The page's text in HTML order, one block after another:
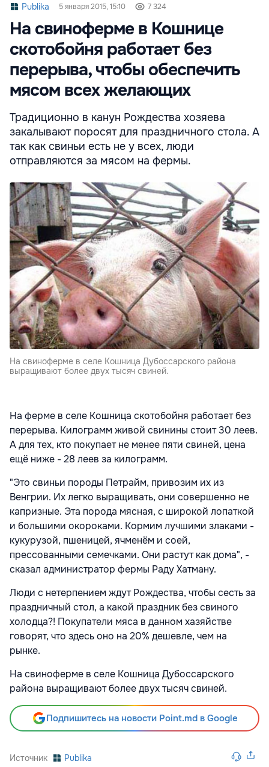
Publika 5 января 2015, 15:10 7 324
На свиноферме в Кошнице
скотобойня работает без
перерыва, чтобы обеспечить
мясом всех желающих
Традиционно в канун Рождества хозяева
закалывают поросят для праздничного стола. А
так как свиньи есть не у всех, люди
отправляются за мясом на фермы.
На свиноферме в селе Кошница Дубоссарского района
выращивают более двух тысяч свиней.
На ферме в селе Кошница скотобойня работает без
перерыва. Килограмм живой свинины стоит 30 леев.
А для тех, кто покупает не менее пяти свиней, цена
ещё ниже - 28 леев за килограмм.
"Это свиньи породы Петрайм, привозим их из
Венгрии. Их легко выращивать, они совершенно не
капризные. Эта порода мясная, с широкой лопаткой
и большими окороками. Кормим лучшими злаками -
кукурузой, пшеницей, ячменём и соей,
прессованными семечками. Они растут как дома", -
сказал администратор фермы Раду Хатману.
Люди с нетерпением ждут Рождества, чтобы сесть за
праздничный стол, а какой праздник без свиного
холодца?! Покупатели мяса в данном хазяйстве
говорят, что здесь оно на 20% дешевле, чем на
рынке.
На свиноферме в селе Кошница Дубоссарского
района выращивают более двух тысяч свиней.
Подпишитесь на новости Point.md в Google
Источник Publika